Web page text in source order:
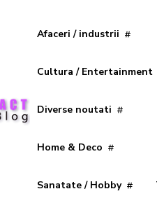
Afaceri / industrii
Cultura / Entertainment
Diverse noutati
Home & Deco
Sanatate / Hobby